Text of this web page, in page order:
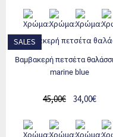
SALES
βαμβακερή πετσέτα θαλάσσης -
marine blue
34,00€
45,00€